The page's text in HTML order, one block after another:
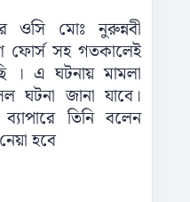
ওসি মোঃ নুরুন্নবী
ফোর্স সহ গতকালেই
। এ ঘটনায় মামলা
ঘটনা জানা যাবে।
তিনি বলেন
হবে